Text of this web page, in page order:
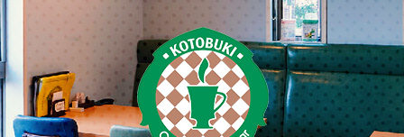
東京・西荻窪・上井草・上石神
井のカフェ＆ゲームバーこと
ぶき
Just another WordPress site